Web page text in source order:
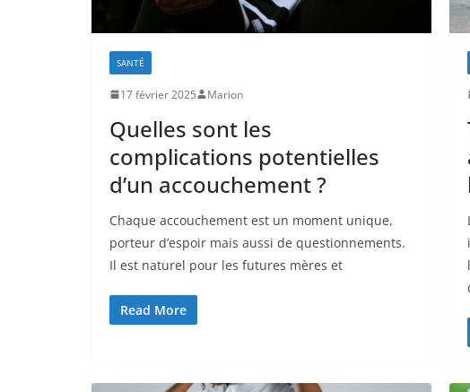
SANTÉ
17 février 2025 Marion
Quelles sont les
complications potentielles
d’un accouchement ?
Chaque accouchement est un moment unique,
porteur d’espoir mais aussi de questionnements.
Il est naturel pour les futures mères et
Read More